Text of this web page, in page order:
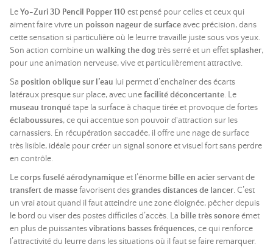
LeYo-Zuri 3D Pencil Popper 110 est pensé pour celles et ceux qui
aiment faire vivre un poisson nageur de surfaceavec précision, dans
cette sensation si particulière où le leurre travaille juste sous vos yeux.
Son action combine un walking the dogtrès serré et un effetsplasher,
pour une animation nerveuse, vive et particulièrement attractive.
Sa position oblique sur l’eau lui permet d’enchaîner des écarts
latéraux presque sur place, avec unefacilité déconcertante. Le
museau tronquétape la surface à chaque tirée et provoque de fortes
éclaboussures, ce qui accentue son pouvoir d'attraction sur les
carnassiers. En récupération saccadée, il offre une nage de surface
très lisible, idéale pour créer un signal sonore et visuel fort sans perdre
en contrôle.
Lecorps fuselé aérodynamiqueet l’énorme bille en acierservant de
transfert de massefavorisent desgrandes distances de lancer. C’est
un vrai atout quand il faut atteindre une zone éloignée, pêcher depuis
le bord ou viser des postes difficiles d’accès. La bille très sonoreémet
en plus de puissantesvibrations basses fréquences, ce qui renforce
l’attractivité du leurre dans les situations où il faut se faire remarquer.